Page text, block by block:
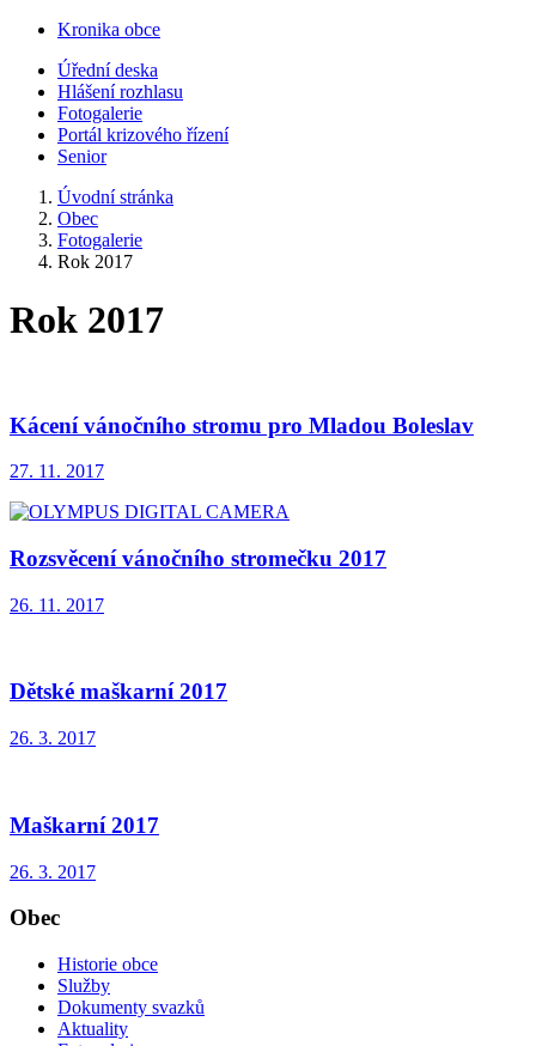
Kronika obce
Úřední deska
Hlášení rozhlasu
Fotogalerie
Portál krizového řízení
Senior
Úvodní stránka
Obec
Fotogalerie
Rok 2017
Rok 2017
Kácení vánočního stromu pro Mladou Boleslav
27. 11. 2017
Rozsvěcení vánočního stromečku 2017
26. 11. 2017
Dětské maškarní 2017
26. 3. 2017
Maškarní 2017
26. 3. 2017
Obec
Historie obce
Služby
Dokumenty svazků
Aktuality